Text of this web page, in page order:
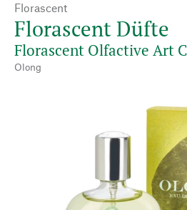
Florascent
Florascent Düfte
Florascent Olfactive Art
Olong